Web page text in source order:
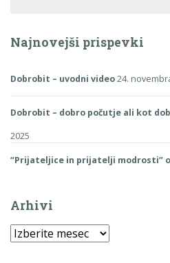
Najnovejši prispevki
Dobrobit – uvodni video24.
Dobrobit – dobro počutje ali kot
2025
“Prijateljice in prijatelji modrosti”
Arhivi
Arhivi